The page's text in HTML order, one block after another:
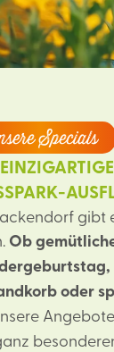
Specials
gibt
Ob
oder